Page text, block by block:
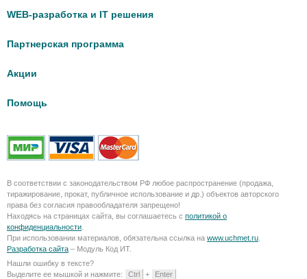
WEB-разработка и IT решения
Партнерская программа
Акции
Помощь
В соответствии с законодательством РФ любое распространение (продажа,
тиражирование, прокат, публичное использование и др.) объектов авторского
права без согласия правообладателя запрещено!
Находясь на страницах сайта, вы соглашаетесь с политикой о
конфиденциальности
При использовании материалов, обязательна ссылка на www.uchmet.ru
Разработка сайта – Модуль Код ИТ.
Нашли ошибку в тексте?
Выделите ее мышкой и нажмите:
Ctrl + Enter